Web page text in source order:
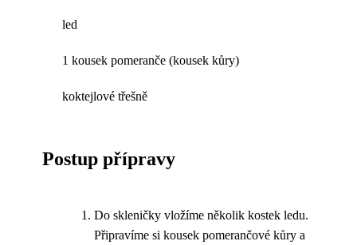
led
1 kousek pomeranče (kousek kůry)
koktejlové třešně
Postup přípravy
Do skleničky vložíme několik kostek ledu.
Připravíme si kousek pomerančové kůry a